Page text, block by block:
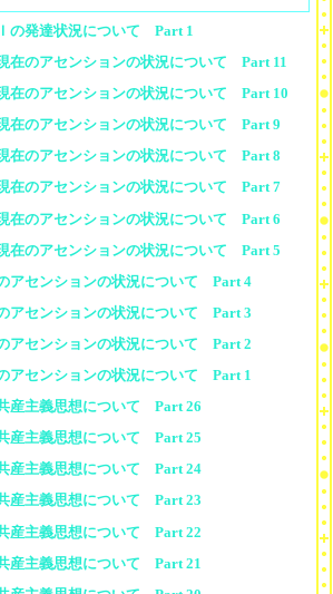
の発達状況について Part 1
在のアセンションの状況について Part 11
在のアセンションの状況について Part 10
在のアセンションの状況について Part 9
在のアセンションの状況について Part 8
在のアセンションの状況について Part 7
在のアセンションの状況について Part 6
在のアセンションの状況について Part 5
アセンションの状況について Part 4
アセンションの状況について Part 3
アセンションの状況について Part 2
アセンションの状況について Part 1
産主義思想について Part 26
産主義思想について Part 25
産主義思想について Part 24
産主義思想について Part 23
産主義思想について Part 22
産主義思想について Part 21